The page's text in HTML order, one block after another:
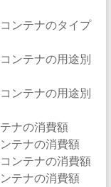
ンテナのタイプ
ンテナの用途別
ンテナの用途別
ナの消費額
テナの消費額
ンテナの消費額
テナの消費額